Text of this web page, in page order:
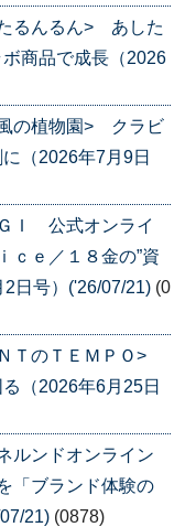
るんるん> あした
商品で成長（2026
の植物園> クラビ
（2026年7月9日
Ｉ 公式オンライ
ｅ／１８金の”資
2日号）('26/07/21) (0
ＴのＴＥＭＰＯ>
（2026年6月25日
ルンドオンライン
「ブランド体験の
21) (0878)